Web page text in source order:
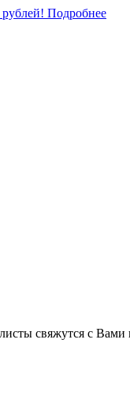
Подробнее
свяжутся с